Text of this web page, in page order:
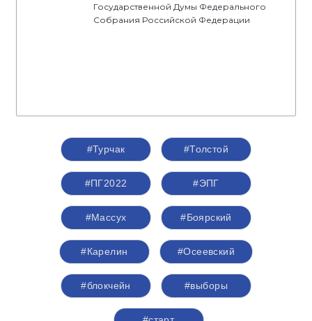
Государственной Думы Федерального
Собрания Российской Федерации
#Турчак #Толстой
#ПГ2022 #ЭПГ
#Массух #Боярский
#Карелин #Осеевский
#блокчейн #выборы